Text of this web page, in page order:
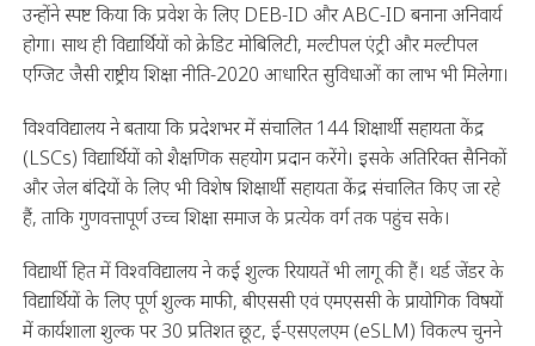
उन्होंने स्पष्ट किया कि प्रवेश के लिए DEB-ID और ABC-ID बनाना अनिवार्य
होगा। साथ ही विद्यार्थियों को क्रेडिट मोबिलिटी, मल्टीपल एंट्री और मल्टीपल
एग्जिट जैसी राष्ट्रीय शिक्षा नीति-2020 आधारित सुविधाओं का लाभ भी मिलेगा।
विश्वविद्यालय ने बताया कि प्रदेशभर में संचालित 144 शिक्षार्थी सहायता केंद्र
(LSCs) विद्यार्थियों को शैक्षणिक सहयोग प्रदान करेंगे। इसके अतिरिक्त सैनिकों
और जेल बंदियों के लिए भी विशेष शिक्षार्थी सहायता केंद्र संचालित किए जा रहे
हैं, ताकि गुणवत्तापूर्ण उच्च शिक्षा समाज के प्रत्येक वर्ग तक पहुंच सके।
विद्यार्थी हित में विश्वविद्यालय ने कई शुल्क रियायतें भी लागू की हैं। थर्ड जेंडर के
विद्यार्थियों के लिए पूर्ण शुल्क माफी, बीएससी एवं एमएससी के प्रायोगिक विषयों
में कार्यशाला शुल्क पर 30 प्रतिशत छूट, ई-एसएलएम (eSLM) विकल्प चुनने